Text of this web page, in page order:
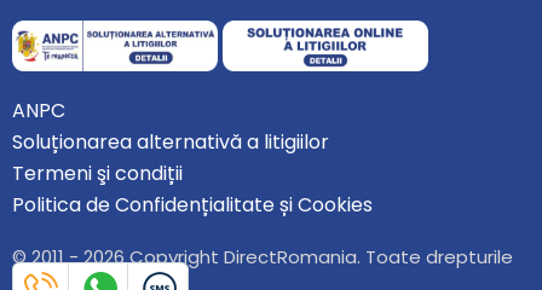
ANPC
Soluționarea alternativă a litigiilor
Termeni şi condiții
Politica de Confidențialitate și Cookies
© 2011 - 2026 Copyright DirectRomania. Toate drepturile
rezervate.